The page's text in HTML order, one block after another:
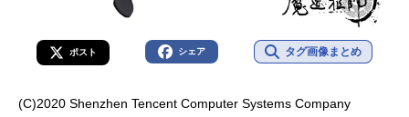
ポスト シェア タグ画像まとめ
(C)2020 Shenzhen Tencent Computer Systems Company